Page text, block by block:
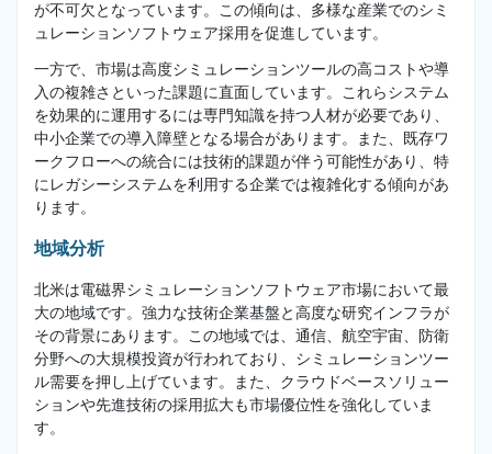
が不可欠となっています。この傾向は、多様な産業でのシミ
ュレーションソフトウェア採用を促進しています。
一方で、市場は高度シミュレーションツールの高コストや導
入の複雑さといった課題に直面しています。これらシステム
を効果的に運用するには専門知識を持つ人材が必要であり、
中小企業での導入障壁となる場合があります。また、既存ワ
ークフローへの統合には技術的課題が伴う可能性があり、特
にレガシーシステムを利用する企業では複雑化する傾向があ
ります。
地域分析
北米は電磁界シミュレーションソフトウェア市場において最
大の地域です。強力な技術企業基盤と高度な研究インフラが
その背景にあります。この地域では、通信、航空宇宙、防衛
分野への大規模投資が行われており、シミュレーションツー
ル需要を押し上げています。また、クラウドベースソリュー
ションや先進技術の採用拡大も市場優位性を強化していま
す。